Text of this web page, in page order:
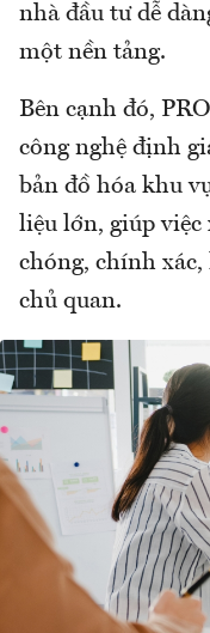
nhà đầu tư dễ
một nền tảng.
Bên cạnh đó,
công nghệ định
bản đồ hóa khu
liệu lớn, giúp
chóng, chính
chủ quan.